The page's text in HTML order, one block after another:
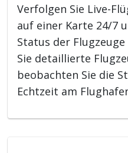
Verfolgen Sie Live-
auf einer Karte 24/7
Status der
Sie detaillierte
beobachten Sie die
Echtzeit am